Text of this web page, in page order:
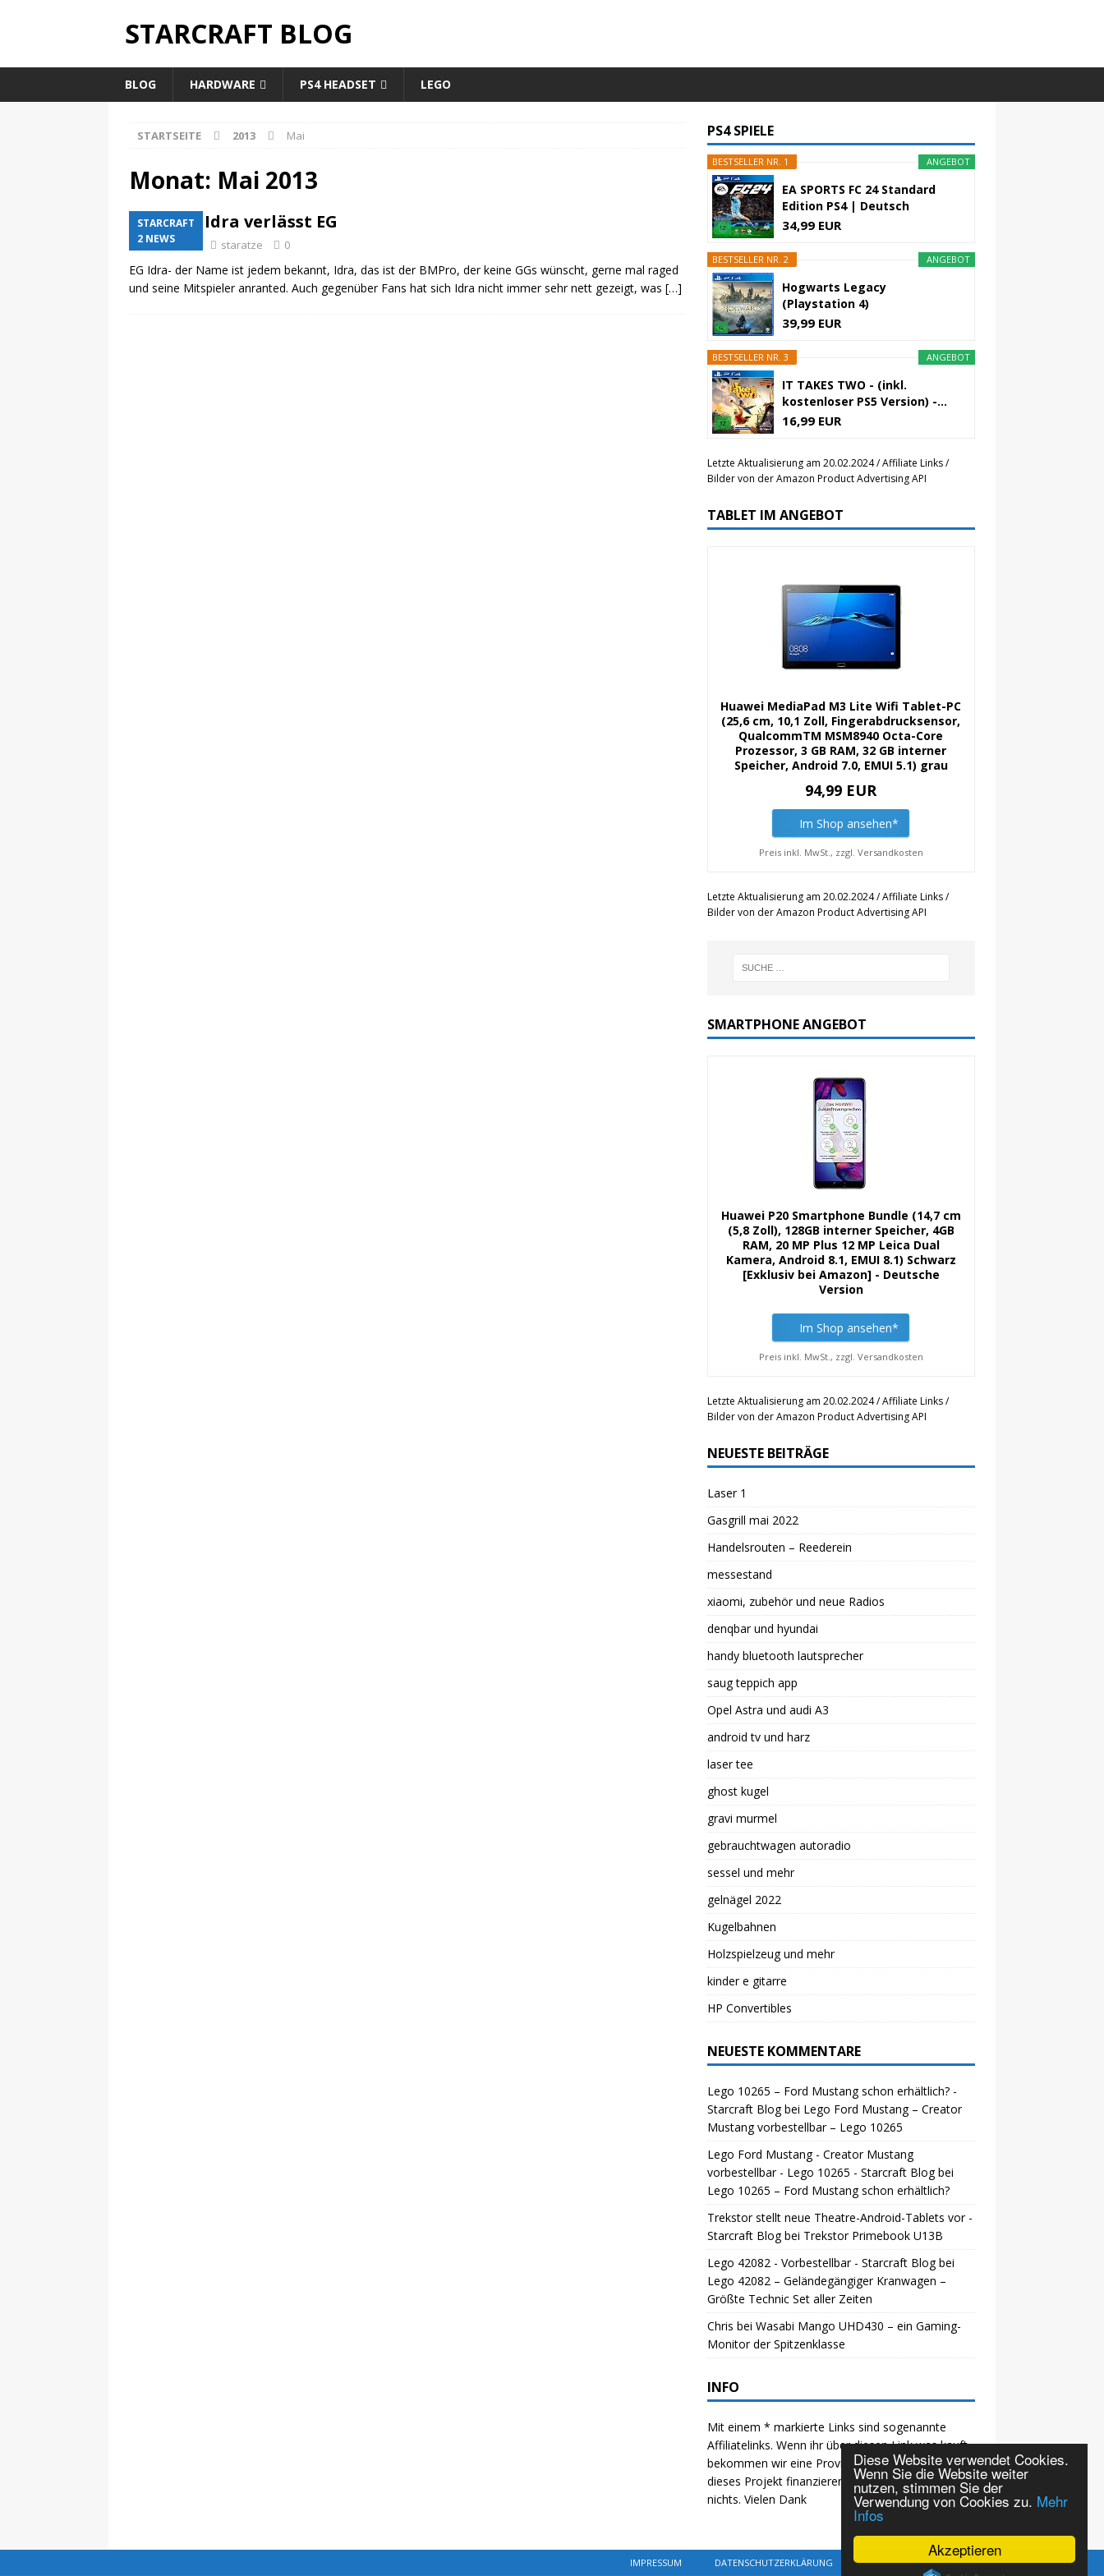
Akzeptieren
Diese Website verwendet Cookies.
Wenn Sie die Website weiter
nutzen, stimmen Sie der
Verwendung von Cookies zu. Mehr
Infos
STARCRAFT BLOG
BLOG HARDWARE PS4 HEADSET LEGO
STARTSEITE 2013 Mai
Monat: Mai 2013
STARCRAFT
2 NEWS
Idra verlässt EG
12. Mai 2013 staratze 0
EG Idra- der Name ist jedem bekannt, Idra, das ist der BMPro, der keine GGs wünscht, gerne mal raged
und seine Mitspieler anranted. Auch gegenüber Fans hat sich Idra nicht immer sehr nett gezeigt, was […]
PS4 SPIELE
ANGEBOT
BESTSELLER NR. 1
EA SPORTS FC 24 Standard
Edition PS4 | Deutsch
34,99 EUR
ANGEBOT
BESTSELLER NR. 2
Hogwarts Legacy
(Playstation 4)
39,99 EUR
ANGEBOT
BESTSELLER NR. 3
IT TAKES TWO - (inkl.
kostenloser PS5 Version) -...
16,99 EUR
Letzte Aktualisierung am 20.02.2024 / Affiliate Links /
Bilder von der Amazon Product Advertising API
TABLET IM ANGEBOT
Huawei MediaPad M3 Lite Wifi Tablet-PC
(25,6 cm, 10,1 Zoll, Fingerabdrucksensor,
QualcommTM MSM8940 Octa-Core
Prozessor, 3 GB RAM, 32 GB interner
Speicher, Android 7.0, EMUI 5.1) grau
94,99 EUR
Im Shop ansehen*
Preis inkl. MwSt., zzgl. Versandkosten
Letzte Aktualisierung am 20.02.2024 / Affiliate Links /
Bilder von der Amazon Product Advertising API
SMARTPHONE ANGEBOT
Huawei P20 Smartphone Bundle (14,7 cm
(5,8 Zoll), 128GB interner Speicher, 4GB
RAM, 20 MP Plus 12 MP Leica Dual
Kamera, Android 8.1, EMUI 8.1) Schwarz
[Exklusiv bei Amazon] - Deutsche
Version
Im Shop ansehen*
Preis inkl. MwSt., zzgl. Versandkosten
Letzte Aktualisierung am 20.02.2024 / Affiliate Links /
Bilder von der Amazon Product Advertising API
NEUESTE BEITRÄGE
Laser 1
Gasgrill mai 2022
Handelsrouten – Reederein
messestand
xiaomi, zubehör und neue Radios
denqbar und hyundai
handy bluetooth lautsprecher
saug teppich app
Opel Astra und audi A3
android tv und harz
laser tee
ghost kugel
gravi murmel
gebrauchtwagen autoradio
sessel und mehr
gelnägel 2022
Kugelbahnen
Holzspielzeug und mehr
kinder e gitarre
HP Convertibles
NEUESTE KOMMENTARE
Lego 10265 – Ford Mustang schon erhältlich? -
Starcraft Blogbei Lego Ford Mustang – Creator
Mustang vorbestellbar – Lego 10265
Lego Ford Mustang - Creator Mustang
vorbestellbar - Lego 10265 - Starcraft Blogbei
Lego 10265 – Ford Mustang schon erhältlich?
Trekstor stellt neue Theatre-Android-Tablets vor -
Starcraft Blogbei Trekstor Primebook U13B
Lego 42082 - Vorbestellbar - Starcraft Blogbei
Lego 42082 – Geländegängiger Kranwagen –
Größte Technic Set aller Zeiten
Chris bei Wasabi Mango UHD430 – ein Gaming-
Monitor der Spitzenklasse
INFO
Mit einem * markierte Links sind sogenannte
Affiliatelinks. Wenn ihr über diesen Link was kauft,
bekommen wir eine Provision und können so
dieses Projekt finanzieren. Für euch ändert sich
nichts. Vielen Dank
IMPRESSUM DATENSCHUTZERKLÄRUNG KONTAKT SITEMAP